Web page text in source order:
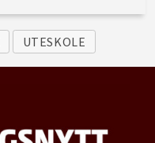
UTESKOLE